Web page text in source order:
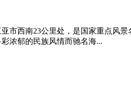
市西南23公里处，是国家重点风
浓郁的民族风情而驰名海...